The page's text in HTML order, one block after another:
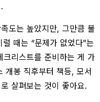
도는 높았지만, 그만큼 불
때는 “문제가 없었다”는
리스트를 준비하는 게 가
개봉 직후부터 책등, 모서
살펴보는 것이 좋아요.